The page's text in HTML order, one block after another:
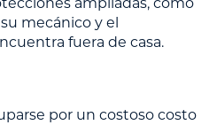
mecánico y el
fuera de casa.
por un costoso costo